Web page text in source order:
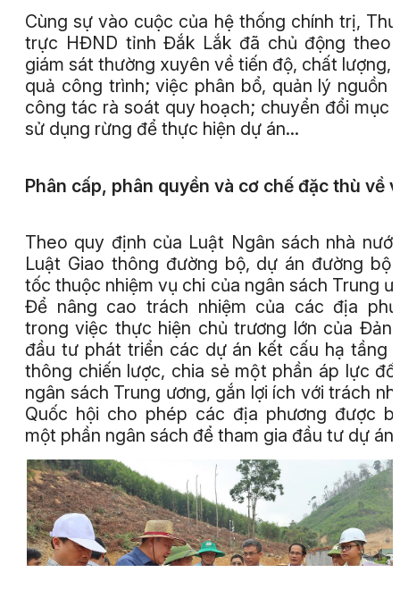
Cùng sự vào cuộc của hệ thống chính trị,
trực HĐND tỉnh Đắk Lắk đã chủ động theo
giám sát thường xuyên về tiến độ, chất lượng,
quả công trình; việc phân bổ, quản lý nguồn
công tác rà soát quy hoạch; chuyển đổi mục
sử dụng rừng để thực hiện dự án…
Phân cấp, phân quyền và cơ chế đặc thù về
Theo quy định của Luật Ngân sách nhà
Luật Giao thông đường bộ, dự án đường bộ
tốc thuộc nhiệm vụ chi của ngân sách Trung
Để nâng cao trách nhiệm của các địa
trong việc thực hiện chủ trương lớn của
đầu tư phát triển các dự án kết cấu hạ tầng
thông chiến lược, chia sẻ một phần áp lực
ngân sách Trung ương, gắn lợi ích với trách
Quốc hội cho phép các địa phương được
một phần ngân sách để tham gia đầu tư dự án.